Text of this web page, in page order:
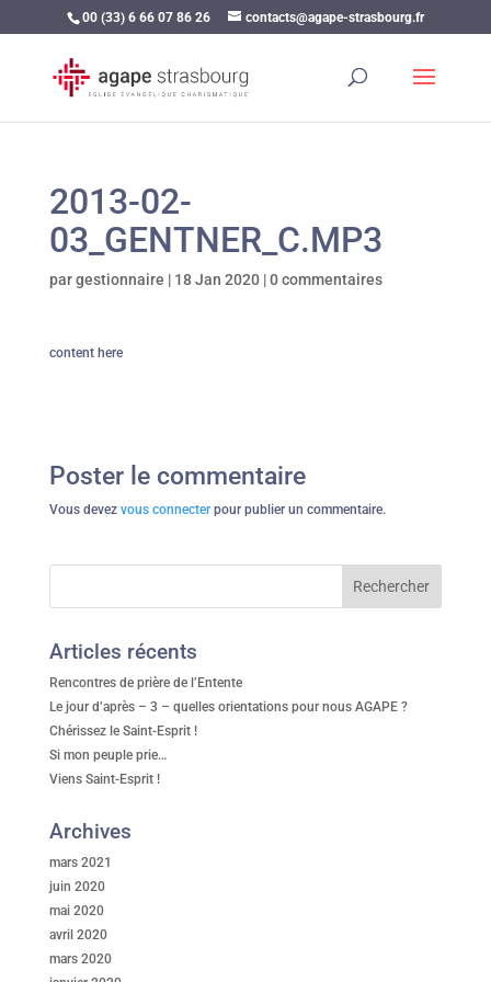
00 (33) 6 66 07 86 26 contacts@agape-strasbourg.fr
2013-02-
03_GENTNER_C.MP3
pargestionnaire | 18 Jan 2020|0 commentaires
content here
Poster le commentaire
Vous devez vous connecterpour publier un commentaire.
Articles récents
Rencontres de prière de l’Entente
Le jour d’après – 3 – quelles orientations pour nous AGAPE ?
Chérissez le Saint-Esprit !
Si mon peuple prie…
Viens Saint-Esprit !
Archives
mars 2021
juin 2020
mai 2020
avril 2020
mars 2020